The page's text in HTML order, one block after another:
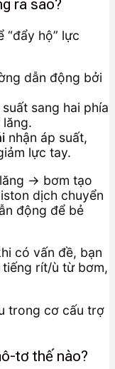
ra sao?
“đẩy hộ” lực
dẫn động bởi
sang hai phía
nhận áp suất,
lực tay.
→ bơm tạo
dịch chuyển
động để bẻ
có vấn đề, bạn
tiếng rít/ù từ bơm,
tơ thế nào?